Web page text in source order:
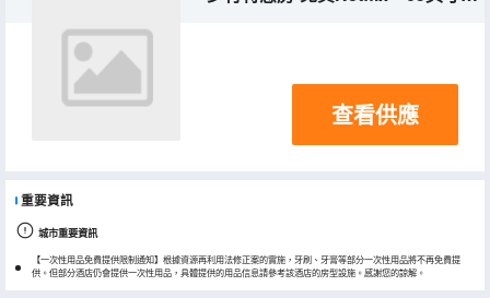
查看供應
重要資訊
城市重要資訊
【一次性用品免費提供限制通知】根據資源再利用法修正案的實施，牙刷、牙膏等部分一次性用品將不再免費提
供。但部分酒店仍會提供一次性用品，具體提供的用品信息請參考該酒店的房型設施。感謝您的諒解。